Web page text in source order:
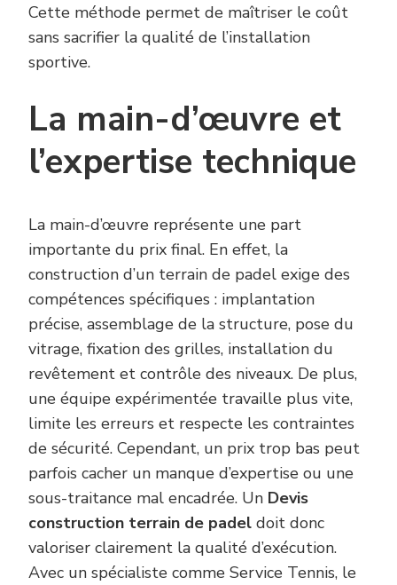
Cette méthode permet de maîtriser le coût
sans sacrifier la qualité de l’installation
sportive.
La main-d’œuvre et
l’expertise technique
La main-d’œuvre représente une part
importante du prix final. En effet, la
construction d’un terrain de padel exige des
compétences spécifiques : implantation
précise, assemblage de la structure, pose du
vitrage, fixation des grilles, installation du
revêtement et contrôle des niveaux. De plus,
une équipe expérimentée travaille plus vite,
limite les erreurs et respecte les contraintes
de sécurité. Cependant, un prix trop bas peut
parfois cacher un manque d’expertise ou une
sous-traitance mal encadrée. Un Devis
construction terrain de padel doit donc
valoriser clairement la qualité d’exécution.
Avec un spécialiste comme Service Tennis, le